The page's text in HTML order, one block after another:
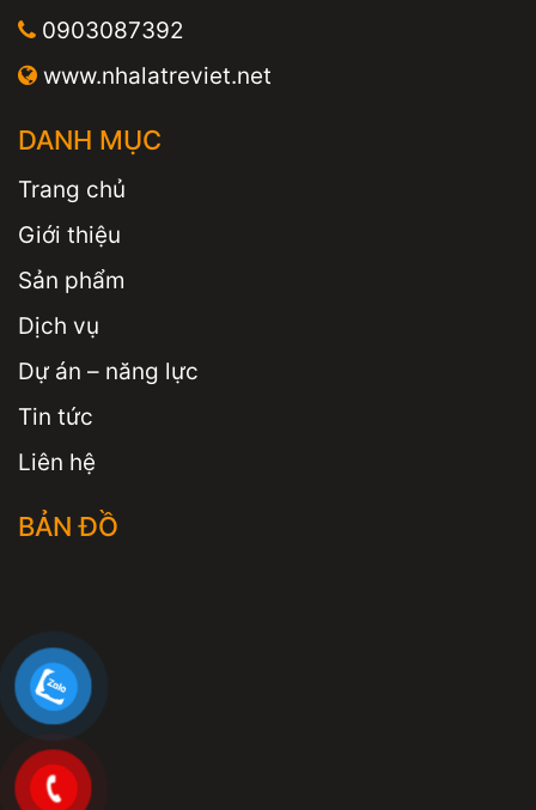
0903087392
www.nhalatreviet.net
DANH MỤC
Trang chủ
Giới thiệu
Sản phẩm
Dịch vụ
Dự án – năng lực
Tin tức
Liên hệ
BẢN ĐỒ